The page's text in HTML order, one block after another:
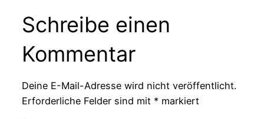
Schreibe einen
Kommentar
Deine E-Mail-Adresse wird nicht veröffentlicht.
Erforderliche Felder sind mit * markiert